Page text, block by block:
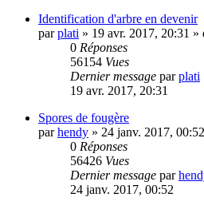
Identification d'arbre en devenir
parplati » 19 avr. 2017, 20:31 »
0 Réponses
56154 Vues
Dernier message parplati
19 avr. 2017, 20:31
Spores de fougère
parhendy » 24 janv. 2017, 00:52
0 Réponses
56426 Vues
Dernier message par
24 janv. 2017, 00:52